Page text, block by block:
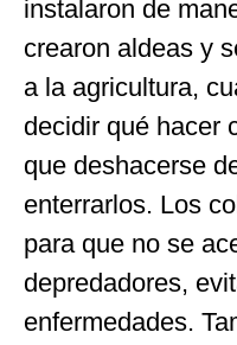
instalaron de
crearon aldeas y
a la agricultura,
decidir qué hacer
que deshacerse
enterrarlos. Los
para que no se
depredadores,
enfermedades.